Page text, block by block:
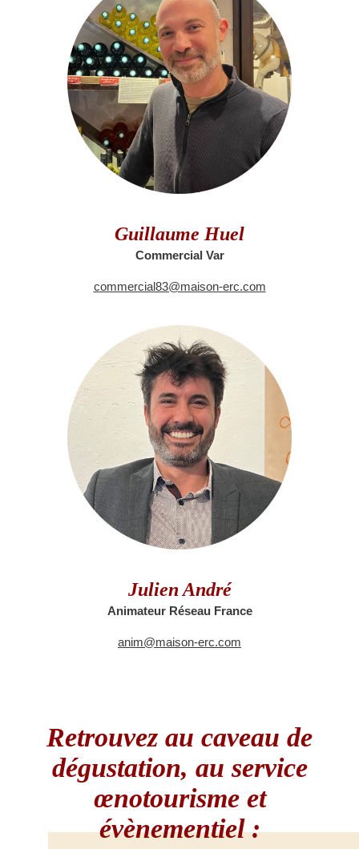
Guillaume Huel
Commercial Var
commercial83@maison-erc.com
Julien André
Animateur Réseau France
anim@maison-erc.com
Retrouvez au caveau de
dégustation, au service
œnotourisme et
évènementiel :